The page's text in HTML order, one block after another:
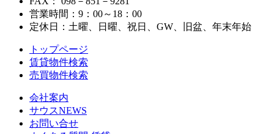
営業時間：9：00～18：00
定休日：土曜、日曜、祝日、GW、旧盆、年末年始
トップページ
賃貸物件検索
売買物件検索
会社案内
サウスNEWS
お問い合せ